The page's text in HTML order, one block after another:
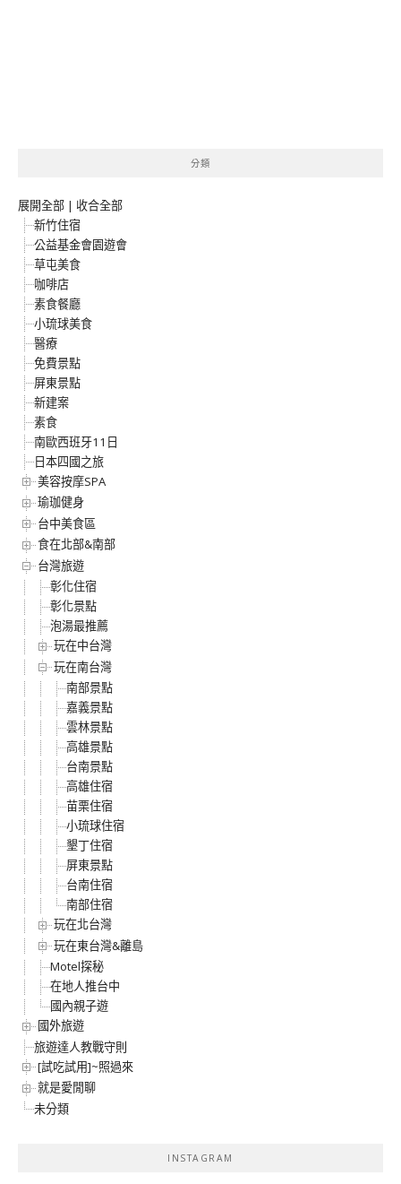
分類
展開全部 | 收合全部
新竹住宿
公益基金會園遊會
草屯美食
咖啡店
素食餐廳
小琉球美食
醫療
免費景點
屏東景點
新建案
素食
南歐西班牙11日
日本四國之旅
美容按摩SPA
瑜珈健身
台中美食區
食在北部&南部
台灣旅遊
彰化住宿
彰化景點
泡湯最推薦
玩在中台灣
玩在南台灣
南部景點
嘉義景點
雲林景點
高雄景點
台南景點
高雄住宿
苗栗住宿
小琉球住宿
墾丁住宿
屏東景點
台南住宿
南部住宿
玩在北台灣
玩在東台灣&離島
Motel探秘
在地人推台中
國內親子遊
國外旅遊
旅遊達人教戰守則
[試吃試用]~照過來
就是愛閒聊
未分類
INSTAGRAM